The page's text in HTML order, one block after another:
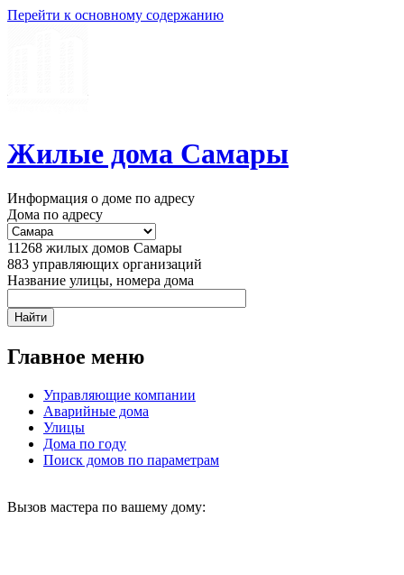
Перейти к основному содержанию
Жилые дома Самары
Информация о доме по адресу
Дома по адресу
11268 жилых домов Самары
883 управляющих организаций
Название улицы, номера дома
Главное меню
Управляющие компании
Аварийные дома
Улицы
Дома по году
Поиск домов по параметрам
Вызов мастера по вашему дому: